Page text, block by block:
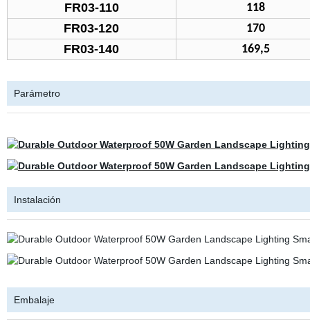
FR03-110 118
FR03-120 170
FR03-140 169,5
Parámetro
Instalación
Embalaje